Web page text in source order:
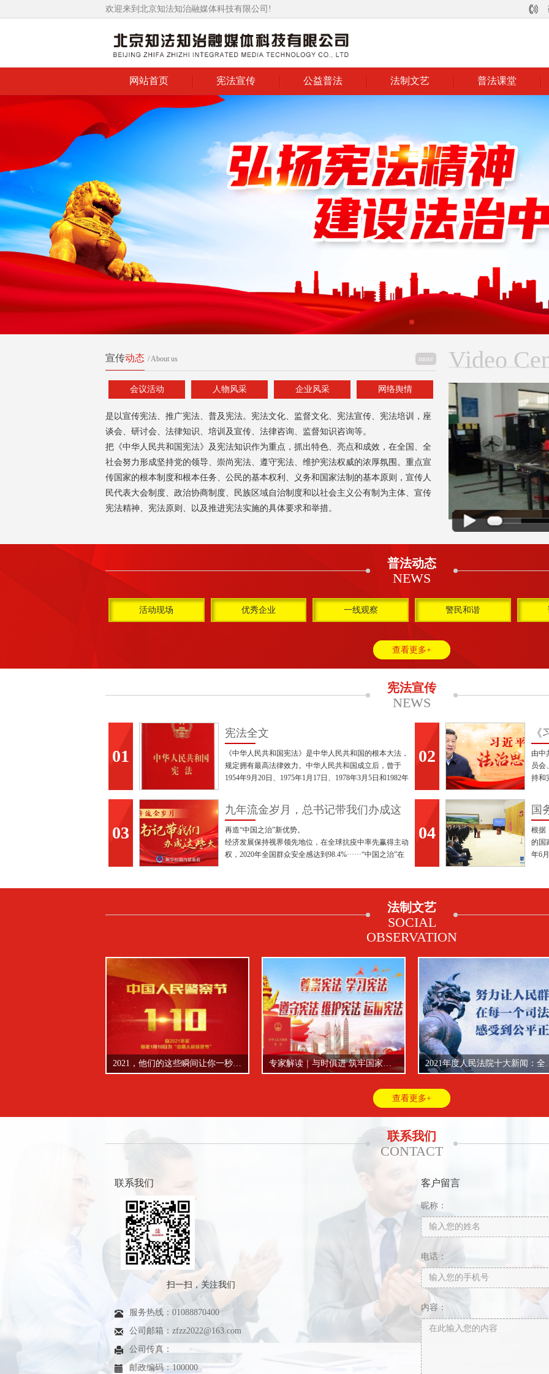
欢迎来到北京知法知治融媒体科技有限公司!
网站首页 宪法宣传 公益普法 法制文艺 普法课堂
宣传动态 / About us more
会议活动 人物风采 企业风采 网络舆情
是以宣传宪法、推广宪法、普及宪法。宪法文化、监督文化、宪法宣传、宪法培训，座
谈会、研讨会、法律知识、培训及宣传、法律咨询、监督知识咨询等。
把《中华人民共和国宪法》及宪法知识作为重点，抓出特色、亮点和成效，在全国、全
社会努力形成坚持党的领导、崇尚宪法、遵守宪法、维护宪法权威的浓厚氛围。重点宣
传国家的根本制度和根本任务、公民的基本权利、义务和国家法制的基本原则，宣传人
民代表大会制度、政治协商制度、民族区域自治制度和以社会主义公有制为主体、宣传
宪法精神、宪法原则、以及推进宪法实施的具体要求和举措。
Video
普法动态
NEWS
活动现场 优秀企业 一线观察 警民和谐
查看更多+
宪法宣传
NEWS
01
宪法全文
《中华人民共和国宪法》是中华人民共和国的根本大法，
规定拥有最高法律效力。中华人民共和国成立后，曾于
1954年9月20日、1975年1月17日、1978年3月5日和1982年
1988年、1993年、1999年、2004年、2018年五次修订。
02
督
由中
员会
持和
03
九年流金岁月，总书记带我们办成这
些大事 | 再造“中国之治”新优势
再造“中国之治”新优势。
经济发展保持视界领先地位，在全球抗疫中率先赢得主动
权，2020年全国群众安全感达到98.4%······“中国之治”在
04
国
监
根据
的国
年6
法制文艺
SOCIAL
OBSERVATION
专家解读｜与时俱进 筑牢国家安全的审查防线 2021年度人民法院十大新闻：全国法院基本完成执行案款全面清理工作
2021年度人民法院十大新闻：全国法院基本完成执行案款全面清理工作
练好监督硬功，把权力关
查看更多+
联系我们
CONTACT
联系我们
扫一扫，关注我们
服务热线：01088870400
公司邮箱：zfzz2022@163.com
公司传真：
邮政编码：100000
客户留言
昵称：
电话：
内容：